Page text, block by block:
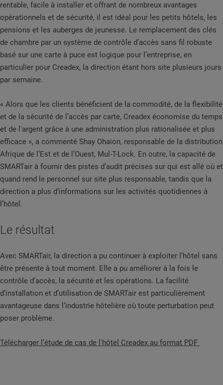
rentable, facile à installer et offrant de nombreux avantages
opérationnels et de sécurité, il est idéal pour les petits hôtels, les
pensions et les auberges de jeunesse. Le remplacement des clés
de chambre par un système de contrôle d’accès sans fil robuste
basé sur une carte à puce est logique pour l’entreprise, en
particulier pour Creadex, la direction étant hors site plusieurs jours
par semaine.
« Alors que les clients bénéficient de la commodité, de la flexibilité
et de la sécurité de l’accès par carte, Creadex économise du temps
et de l'argent grâce à une administration plus rationalisée et plus
efficace », a commenté Shay Ohaion, responsable de la distribution
Afrique de l’Est et de l’Ouest, Mul-T-Lock. En outre, la capacité de
SMARTair à fournir des pistes d’audit précises sur qui est allé où et
quand rend le personnel sur site plus responsable, tandis que la
direction a plus d’informations sur les activités quotidiennes à
l’hôtel.
Le résultat
Avec SMARTair, la direction a pu continuer à exploiter l’hôtel sans
être présente à tout moment. Elle a pu améliorer à la fois le
contrôle d’accès, la sécurité et les opérations. La facilité
d’installation et d’utilisation de SMARTair est particulièrement
avantageuse dans l’industrie hôtelière où toute perturbation peut
poser problème.
Télécharger l’étude de cas de l'hôtel Creadex au format PDF